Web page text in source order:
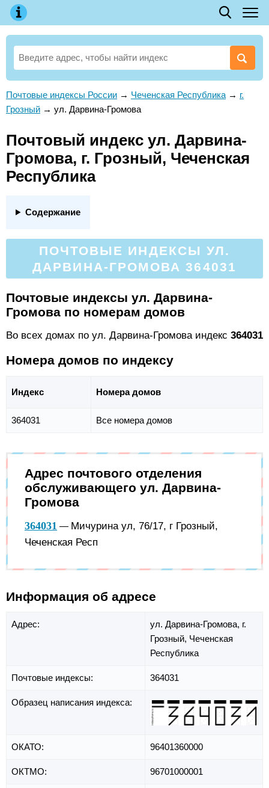
Почтовые индексы России → Чеченская Республика → г.
Грозный → ул. Дарвина-Громова
Почтовый индекс ул. Дарвина-
Громова, г. Грозный, Чеченская
Республика
Содержание
ПОЧТОВЫЕ ИНДЕКСЫ УЛ.
ДАРВИНА-ГРОМОВА 364031
Почтовые индексы ул. Дарвина-
Громова по номерам домов
Во всех домах по ул. Дарвина-Громова индекс 364031
Номера домов по индексу
Индекс Номера домов
364031 Все номера домов
Адрес почтового отделения
обслуживающего ул. Дарвина-
Громова
364031 — Мичурина ул, 76/17, г Грозный,
Чеченская Респ
Информация об адресе
Адрес: ул. Дарвина-Громова, г.
Грозный, Чеченская
Республика
Почтовые индексы: 364031
Образец написания индекса:
ОКАТО: 96401360000
ОКТМО: 96701000001